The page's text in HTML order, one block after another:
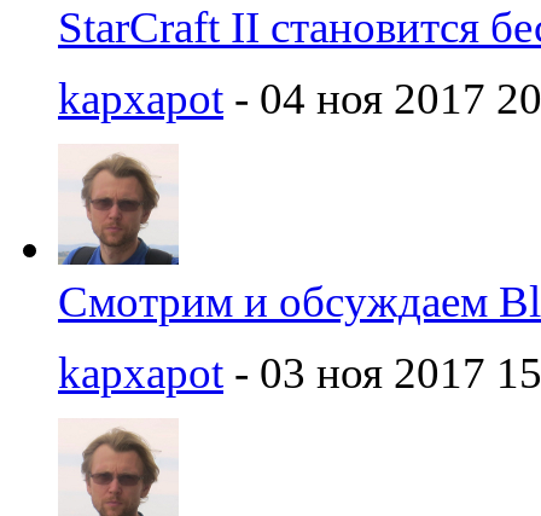
StarCraft II становится
kapxapot - 04 ноя 2017
Смотрим и обсуждаем
kapxapot - 03 ноя 2017